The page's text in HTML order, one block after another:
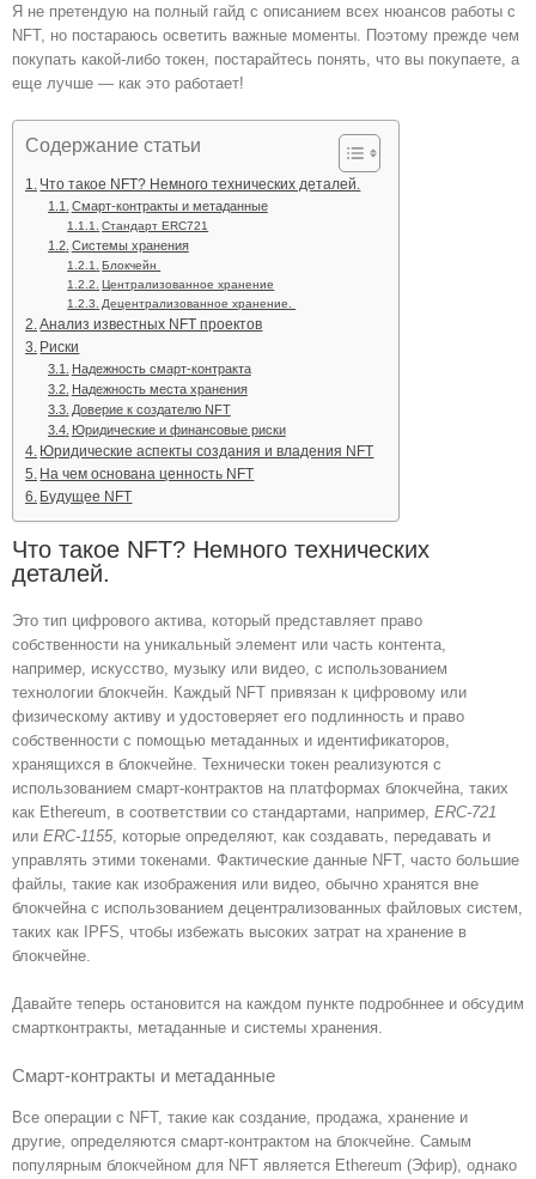
Я не претендую на полный гайд с описанием всех нюансов работы с
NFT, но постараюсь осветить важные моменты. Поэтому прежде чем
покупать какой-либо токен, постарайтесь понять, что вы покупаете, а
еще лучше — как это работает!
Содержание статьи
Что такое NFT? Немного технических деталей.
Смарт-контракты и метаданные
Стандарт ERC721
Системы хранения
Блокчейн
Централизованное хранение
Децентрализованное хранение.
Анализ известных NFT проектов
Риски
Надежность смарт-контракта
Надежность места хранения
Доверие к создателю NFT
Юридические и финансовые риски
Юридические аспекты создания и владения NFT
На чем основана ценность NFT
Будущее NFT
Что такое NFT? Немного технических
деталей.
Это тип цифрового актива, который представляет право
собственности на уникальный элемент или часть контента,
например, искусство, музыку или видео, с использованием
технологии блокчейн. Каждый NFT привязан к цифровому или
физическому активу и удостоверяет его подлинность и право
собственности с помощью метаданных и идентификаторов,
хранящихся в блокчейне. Технически токен реализуются с
использованием смарт-контрактов на платформах блокчейна, таких
как Ethereum, в соответствии со стандартами, например, ERC-721
или ERC-1155, которые определяют, как создавать, передавать и
управлять этими токенами. Фактические данные NFT, часто большие
файлы, такие как изображения или видео, обычно хранятся вне
блокчейна с использованием децентрализованных файловых систем,
таких как IPFS, чтобы избежать высоких затрат на хранение в
блокчейне.
Давайте теперь остановится на каждом пункте подробннее и обсудим
смартконтракты, метаданные и системы хранения.
Смарт-контракты и метаданные
Все операции с NFT, такие как создание, продажа, хранение и
другие, определяются смарт-контрактом на блокчейне. Самым
популярным блокчейном для NFT является Ethereum (Эфир), однако